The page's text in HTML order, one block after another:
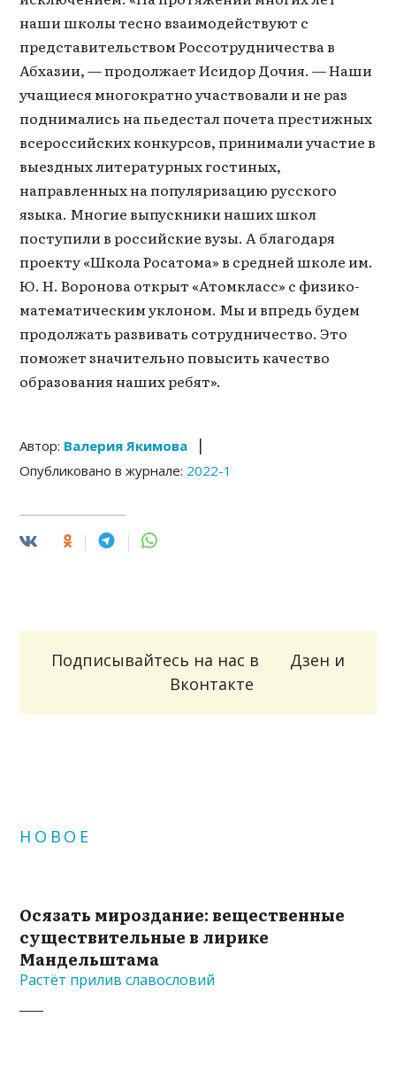
наши школы тесно взаимодействуют с
представительством Россотрудничества в
Абхазии, — продолжает Исидор Дочия. — Наши
учащиеся многократно участвовали и не раз
поднимались на пьедестал почета престижных
всероссийских конкурсов, принимали участие в
выездных литературных гостиных,
направленных на популяризацию русского
языка. Многие выпускники наших школ
поступили в российские вузы. А благодаря
проекту «Школа Росатома» в средней школе им.
Ю. Н. Воронова открыт «Атомкласс» с физико-
математическим уклоном. Мы и впредь будем
продолжать развивать сотрудничество. Это
поможет значительно повысить качество
образования наших ребят».
Автор: Валерия Якимова |
Опубликовано в журнале: 2022-1
Подписывайтесь на нас в Дзен и
Вконтакте
НОВОЕ
Осязать мироздание: вещественные
существительные в лирике
Мандельштама
Растёт прилив славословий